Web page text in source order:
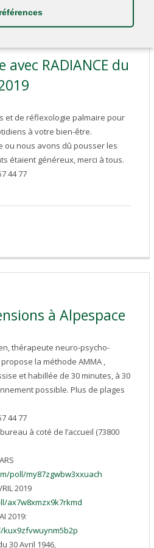
avec RADIANCE du
et de réflexologie palmaire pour
à votre bien-être.
ou nous avons dû pousser les
étaient généreux, merci à tous.
44 77
à Alpespace
thérapeute neuro-psycho-
la méthode AMMA ,
et habillée de 30 minutes, à 30
possible. Plus de plages
44 77
à coté de l’accueil (73800
poll/my87zgwbw3xxuach
2019
ax7w8xmzx9k7rkmd
2019:
30 Avril 1946,